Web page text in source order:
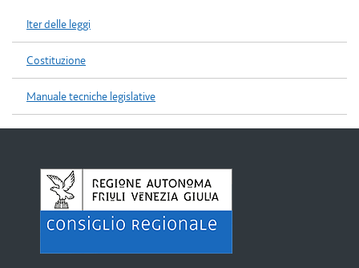
Iter delle leggi
Costituzione
Manuale tecniche legislative